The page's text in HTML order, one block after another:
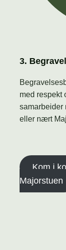
3.
med respekt
samarbeider
eller nært
Kom i
Majorstuen